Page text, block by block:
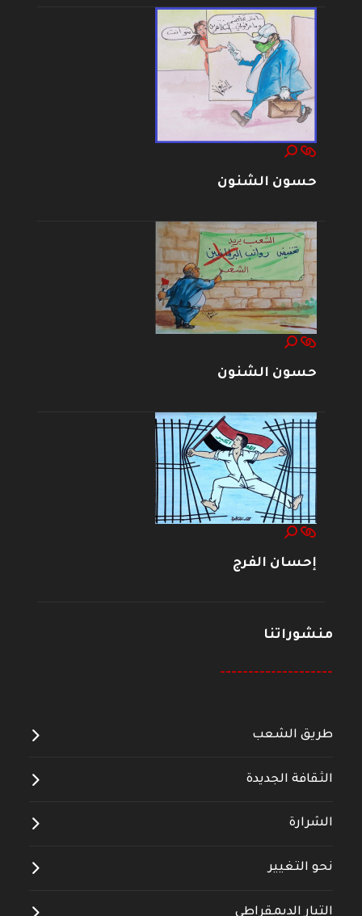
حسون الشنون
حسون الشنون
إحسان الفرج
منشوراتنا
--------------------
طريق الشعب
الثقافة الجديدة
الشرارة
نحو التغيير
التيار الديمقراطي